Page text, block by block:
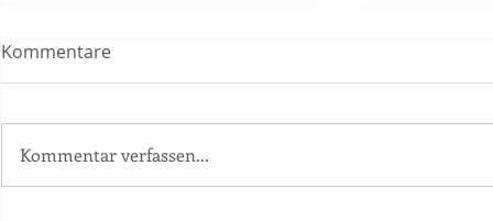
Kommentare
Kommentar verfassen...